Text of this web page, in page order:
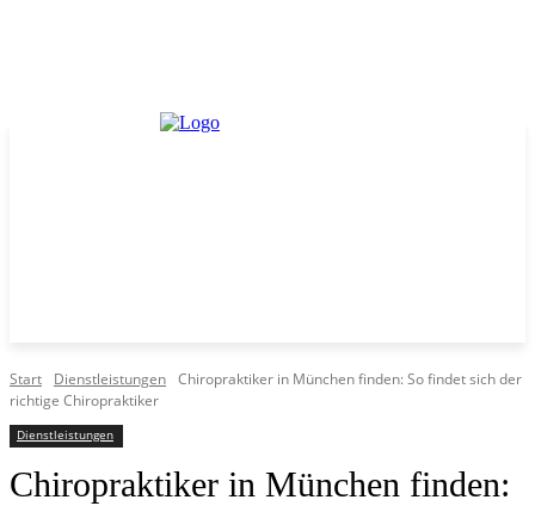
Start Dienstleistungen Chiropraktiker in München finden: So findet sich der
richtige Chiropraktiker
Dienstleistungen
Chiropraktiker in München finden: